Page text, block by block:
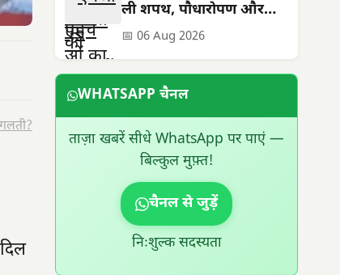
ली शपथ, पौधारोपण और
सड़क सुरक्षा का दिया संदेश
📅 06 Aug 2026
WHATSAPP चैनल
ताज़ा खबरें सीधे WhatsApp पर पाएं —
बिल्कुल मुफ़्त!
चैनल से जुड़ें
निःशुल्क सदस्यता